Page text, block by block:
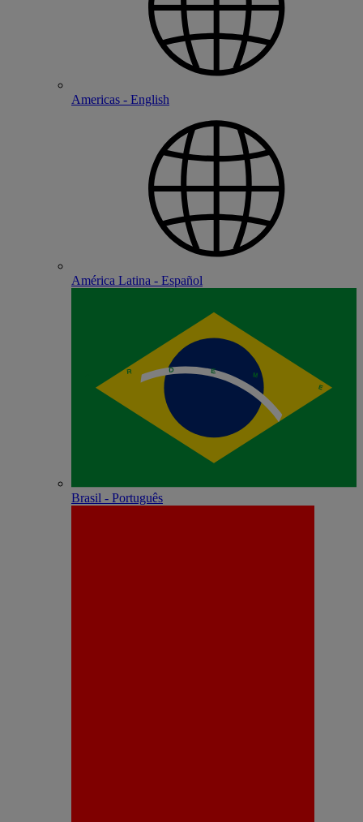
Americas - English
América Latina - Español
Brasil - Português